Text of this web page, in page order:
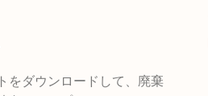
をダウンロードして、廃棄